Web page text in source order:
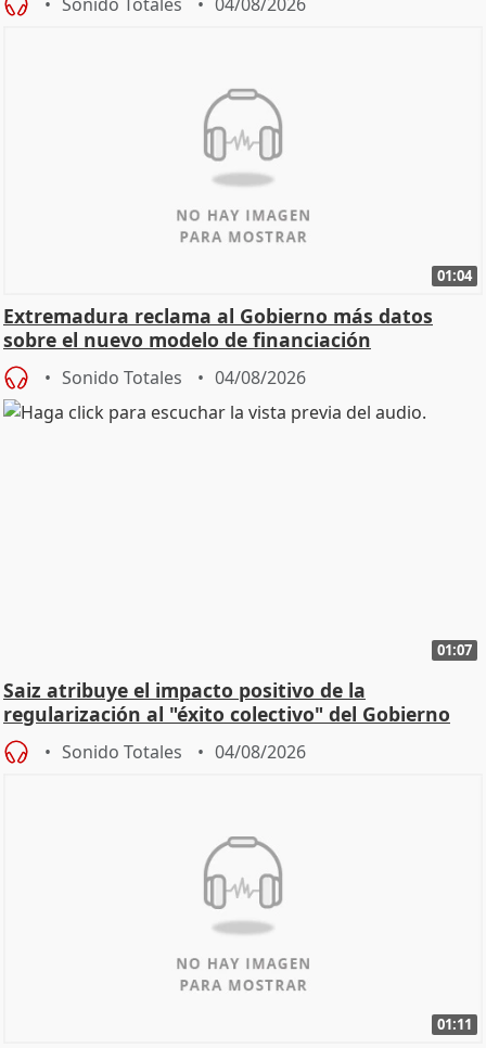
01:04
Extremadura reclama al Gobierno más datos
sobre el nuevo modelo de financiación
Sonido Totales 04/08/2026
01:07
Saiz atribuye el impacto positivo de la
regularización al "éxito colectivo" del Gobierno
Sonido Totales 04/08/2026
01:11